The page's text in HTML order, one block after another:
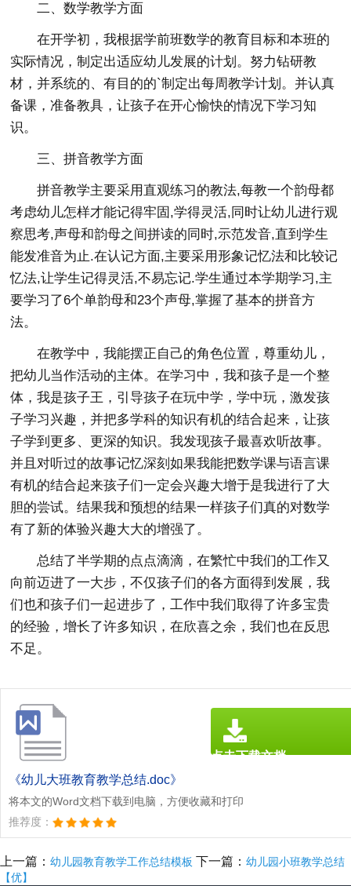
二、数学教学方面
在开学初，我根据学前班数学的教育目标和本班的
实际情况，制定出适应幼儿发展的计划。努力钻研教
材，并系统的、有目的的`制定出每周教学计划。并认真
备课，准备教具，让孩子在开心愉快的情况下学习知
识。
三、拼音教学方面
拼音教学主要采用直观练习的教法,每教一个韵母都
考虑幼儿怎样才能记得牢固,学得灵活,同时让幼儿进行观
察思考,声母和韵母之间拼读的同时,示范发音,直到学生
能发准音为止.在认记方面,主要采用形象记忆法和比较记
忆法,让学生记得灵活,不易忘记.学生通过本学期学习,主
要学习了6个单韵母和23个声母,掌握了基本的拼音方
法。
在教学中，我能摆正自己的角色位置，尊重幼儿，
把幼儿当作活动的主体。在学习中，我和孩子是一个整
体，我是孩子王，引导孩子在玩中学，学中玩，激发孩
子学习兴趣，并把多学科的知识有机的结合起来，让孩
子学到更多、更深的知识。我发现孩子最喜欢听故事。
并且对听过的故事记忆深刻如果我能把数学课与语言课
有机的结合起来孩子们一定会兴趣大增于是我进行了大
胆的尝试。结果我和预想的结果一样孩子们真的对数学
有了新的体验兴趣大大的增强了。
总结了半学期的点点滴滴，在繁忙中我们的工作又
向前迈进了一大步，不仅孩子们的各方面得到发展，我
们也和孩子们一起进步了，工作中我们取得了许多宝贵
的经验，增长了许多知识，在欣喜之余，我们也在反思
不足。
《幼儿大班教育教学总结.doc》
将本文的Word文档下载到电脑，方便收藏和打印
推荐度：
点击下载文档
上一篇： 幼儿园教育教学工作总结模板 下一篇： 幼儿园小班教学总结
【优】